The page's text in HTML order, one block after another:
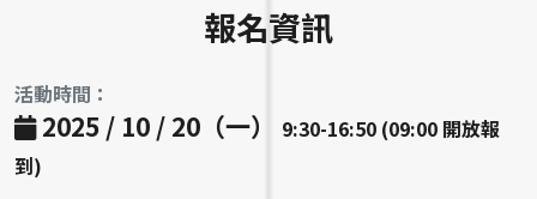
報名資訊
活動時間：
2025 / 10 / 20（一）
9:30-16:50 (09:00 開放報
到)